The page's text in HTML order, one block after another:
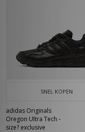
SNEL KOPEN
adidas Originals
Oregon Ultra Tech -
size? exclusive